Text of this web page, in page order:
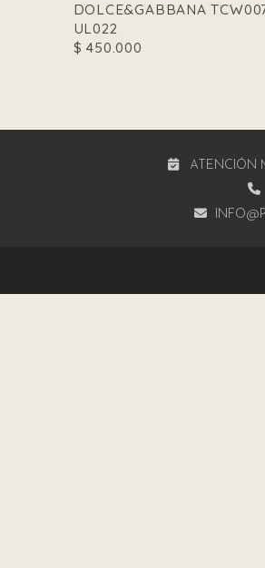
DOLCE&GABBANA
UL022
$ 450.000
ATENCIÓN